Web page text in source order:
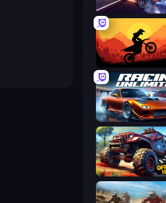
Sunset Bike Racing
Racing Unlimited
Offroad Island